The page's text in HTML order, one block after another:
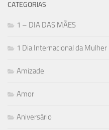
CATEGORIAS
1 – DIA DAS MÃES
1 Dia Internacional da Mulher
Amizade
Amor
Aniversário